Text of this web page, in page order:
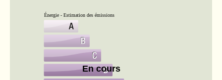
Énergie - Estimation des émissions
En cours